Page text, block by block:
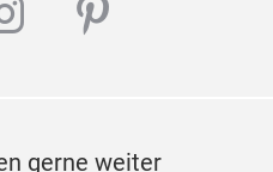
pinterest